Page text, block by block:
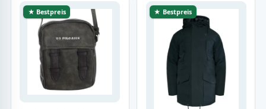
★ Bestpreis ★ Bestpreis